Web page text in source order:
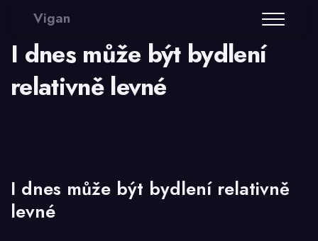
Vigan
I dnes může být bydlení
relativně levné
I dnes může být bydlení relativně
levné